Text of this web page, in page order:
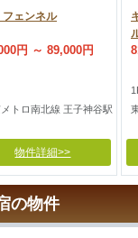
フェンネル
円 ～ 89,000円
トロ南北線 王子神谷駅
物件詳細>>
の物件